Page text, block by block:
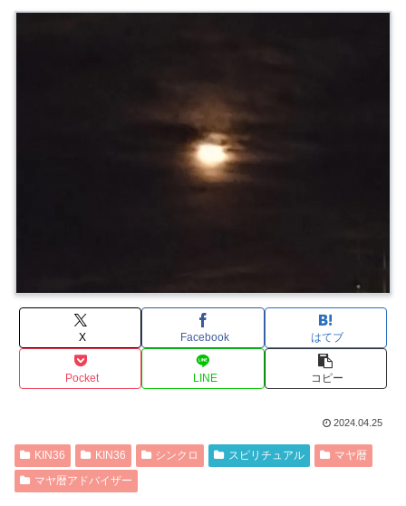
X Facebook はてブ
Pocket LINE コピー
2024.04.25
KIN36 KIN36 シンクロ スピリチュアル
マヤ暦
マヤ暦アドバイザー